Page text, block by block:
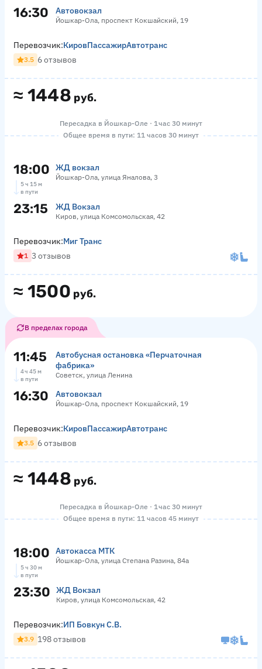
16:30 Автовокзал
Йошкар-Ола, проспект Кокшайский, 19
≈ 1448 руб.
Перевозчик:КировПассажирАвтотранс
3.5 6 отзывов
Пересадка в Йошкар-Оле · 1 час 30 минут
Общее время в пути: 11 часов 30 минут
18:00 ЖД вокзал
Йошкар-Ола, улица Яналова, 3
5 ч 15 м
в пути
23:15 ЖД Вокзал
Киров, улица Комсомольская, 42
≈ 1500 руб.
Перевозчик:Миг Транс
1 3 отзывов
В пределах города
11:45
Автобусная остановка «Перчаточная
фабрика»
Советск, улица Ленина
4 ч 45 м
в пути
16:30 Автовокзал
Йошкар-Ола, проспект Кокшайский, 19
≈ 1448 руб.
Перевозчик:КировПассажирАвтотранс
3.5 6 отзывов
Пересадка в Йошкар-Оле · 1 час 30 минут
Общее время в пути: 11 часов 45 минут
18:00 Автокасса МТК
Йошкар-Ола, улица Степана Разина, 84а
5 ч 30 м
в пути
23:30 ЖД Вокзал
Киров, улица Комсомольская, 42
Перевозчик:ИП Бовкун С.В.
3.9 198 отзывов